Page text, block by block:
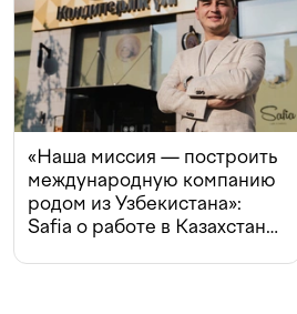
«Наша миссия — построить
международную компанию
родом из Узбекистана»:
Safia о работе в Казахстане,